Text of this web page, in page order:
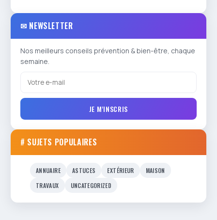
✉ NEWSLETTER
Nos meilleurs conseils prévention & bien-être, chaque
semaine.
JE M'INSCRIS
# SUJETS POPULAIRES
ANNUAIRE ASTUCES EXTÉRIEUR
MAISON
TRAVAUX
UNCATEGORIZED